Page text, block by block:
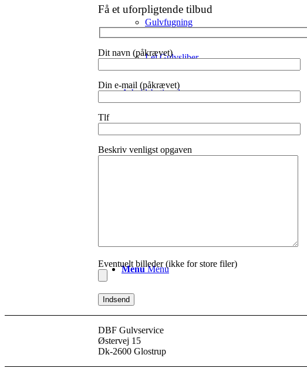
Gulvfugning
Lej Gulvsliber
Arbejdsbetingelser
Menu Menu
Få et uforpligtende tilbud
Dit navn (påkrævet)
Din e-mail (påkrævet)
Tlf
Beskriv venligst opgaven
Eventuelt billeder (ikke for store filer)
DBF Gulvservice
Østervej 15
Dk-2600 Glostrup